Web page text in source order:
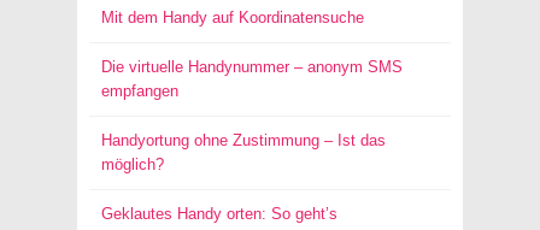
Mit dem Handy auf Koordinatensuche
Die virtuelle Handynummer – anonym SMS
empfangen
Handyortung ohne Zustimmung – Ist das
möglich?
Geklautes Handy orten: So geht’s